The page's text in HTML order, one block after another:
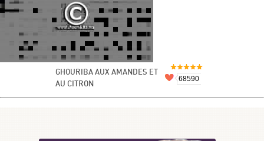
GHOURIBA AUX AMANDES ET
AU CITRON
68590